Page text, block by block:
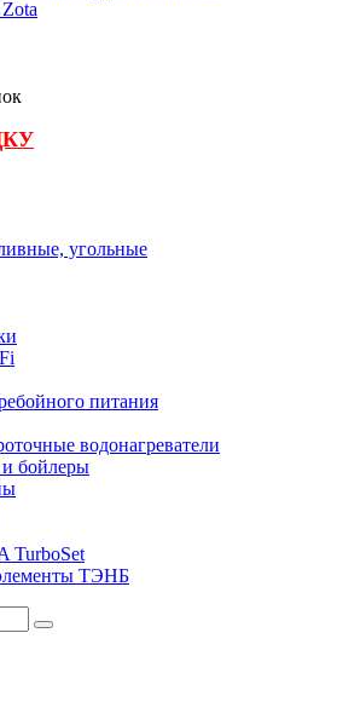
угольные
питания
водонагреватели
и бойлеры
TurboSet
ТЭНБ